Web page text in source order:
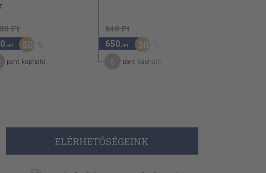
Ft
,-Ft 50
pont kapható
940 Ft
650 ,-Ft 30
pont kapható
ELÉRHETŐSÉGEINK